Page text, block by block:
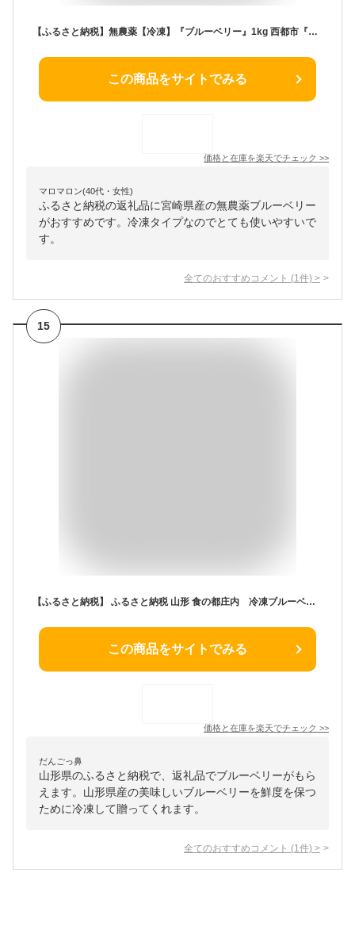
【ふるさと納税】無農薬【冷凍】『ブルーベリー』1kg 西都市『古代の風』国産 宮崎県西都市産 数量限定
この商品をサイトでみる
価格と在庫を楽天でチェック >>
マロマロン(40代・女性)
ふるさと納税の返礼品に宮崎県産の無農薬ブルーベリー
がおすすめです。冷凍タイプなのでとても使いやすいで
す。
全てのおすすめコメント (1 件) >
15
【ふるさと納税】 ふるさと納税 山形 食の都庄内 冷凍ブルーベリー2kg（8月中旬より発送開始）
この商品をサイトでみる
価格と在庫を楽天でチェック >>
だんごっ鼻
山形県のふるさと納税で、返礼品でブルーベリーがもら
えます。山形県産の美味しいブルーベリーを鮮度を保つ
ために冷凍して贈ってくれます。
全てのおすすめコメント (1 件) >